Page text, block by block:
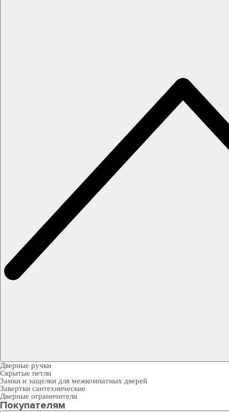
Дверные ручки
Скрытые петли
Замки и защелки для межкомнатных дверей
Завертки сантехнические
Дверные ограничители
Покупателям